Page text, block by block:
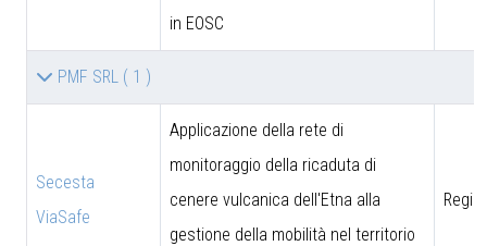
in EOSC
PMF SRL ( 1 )
Secesta
ViaSafe
Applicazione della rete di
monitoraggio della ricaduta di
cenere vulcanica dell'Etna alla
gestione della mobilità nel territorio